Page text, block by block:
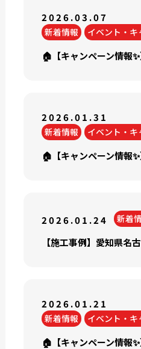
2026.03.07
新着情報 イベント・キ
2026.01.31
新着情報 イベント・キ
2026.01.24 新着
【施工事例】愛知県
2026.01.21
新着情報 イベント・キ